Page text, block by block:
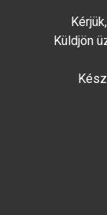
Küldjön